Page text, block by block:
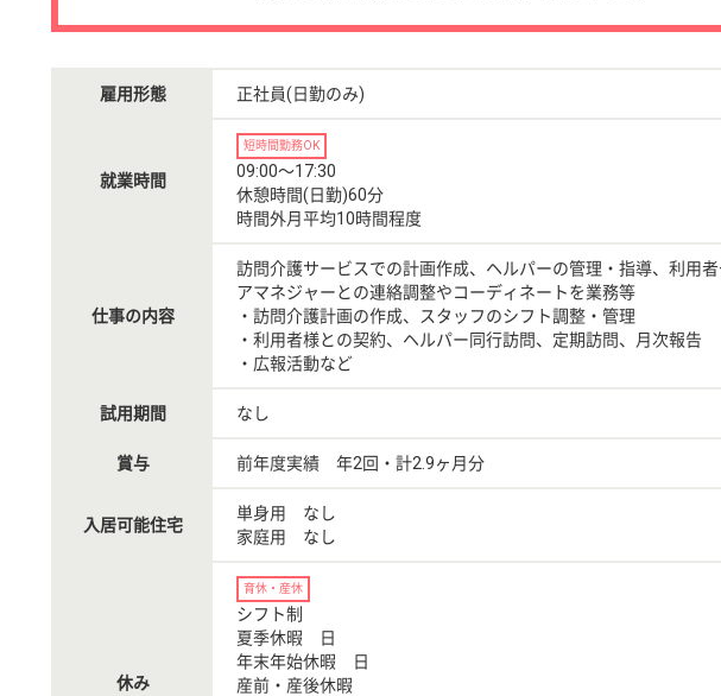
雇用形態 正社員(日勤のみ)
就業時間
短時間勤務OK
09:00〜17:30
休憩時間(日勤)60分
時間外月平均10時間程度
仕事の内容
訪問介護サービスでの計画作成、ヘルパーの管理・指導、利用
アマネジャーとの連絡調整やコーディネートを業務等
・訪問介護計画の作成、スタッフのシフト調整・管理
・利用者様との契約、ヘルパー同行訪問、定期訪問、月次報告
・広報活動など
試用期間 なし
賞与 前年度実績 年2回・計2.9ヶ月分
入居可能住宅
単身用 なし
家庭用 なし
休み
育休・産休
シフト制
夏季休暇 日
年末年始休暇 日
産前・産後休暇